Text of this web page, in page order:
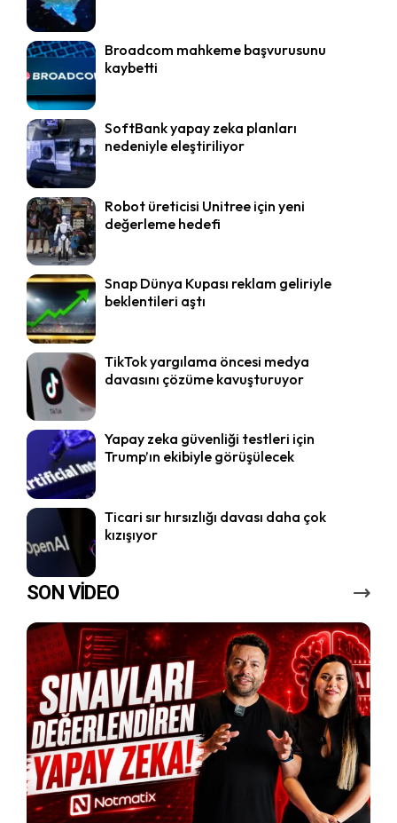
Broadcom mahkeme başvurusunu
kaybetti
SoftBank yapay zeka planları
nedeniyle eleştiriliyor
Robot üreticisi Unitree için yeni
değerleme hedefi
Snap Dünya Kupası reklam geliriyle
beklentileri aştı
TikTok yargılama öncesi medya
davasını çözüme kavuşturuyor
Yapay zeka güvenliği testleri için
Trump’ın ekibiyle görüşülecek
Ticari sır hırsızlığı davası daha çok
kızışıyor
SON VİDEO